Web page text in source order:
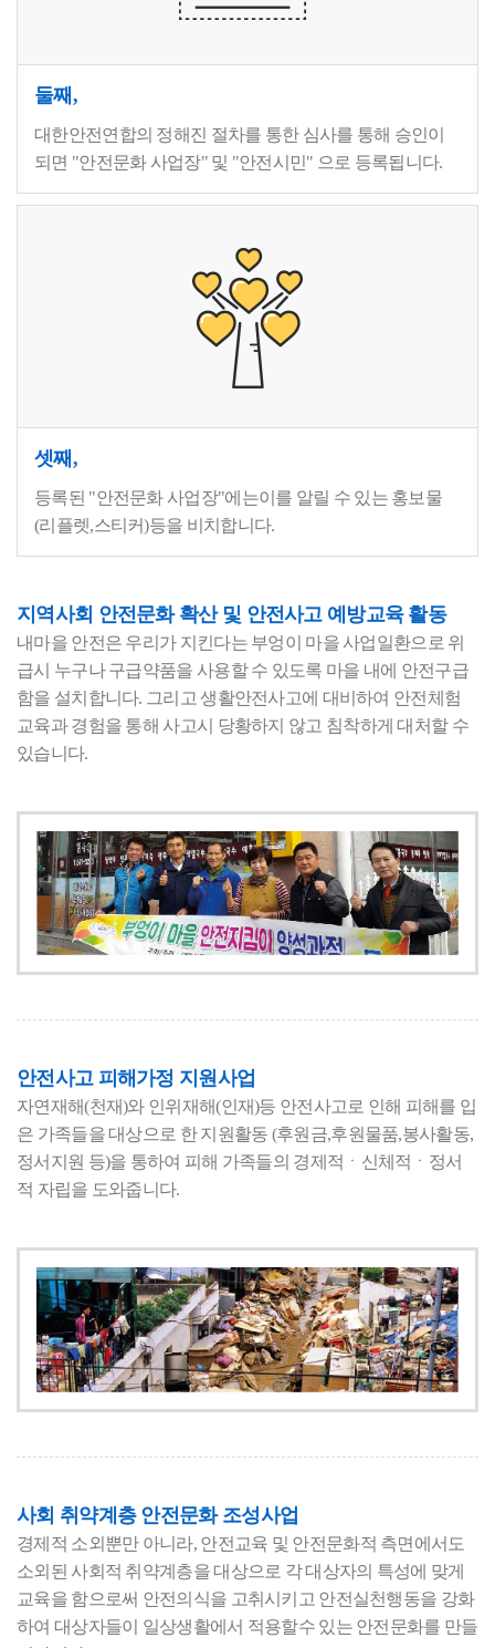
둘째,
대한안전연합의 정해진 절차를 통한 심사를 통해 승인이
되면 "안전문화 사업장" 및 "안전시민" 으로 등록됩니다.
셋째,
등록된 "안전문화 사업장"에는이를 알릴 수 있는 홍보물
(리플렛,스티커)등을 비치합니다.
지역사회 안전문화 확산 및 안전사고 예방교육 활동
내마을 안전은 우리가 지킨다는 부엉이 마을 사업일환으로 위
급시 누구나 구급약품을 사용할 수 있도록 마을 내에 안전구급
함을 설치합니다. 그리고 생활안전사고에 대비하여 안전체험
교육과 경험을 통해 사고시 당황하지 않고 침착하게 대처할 수
있습니다.
안전사고 피해가정 지원사업
자연재해(천재)와 인위재해(인재)등 안전사고로 인해 피해를 입
은 가족들을 대상으로 한 지원활동 (후원금,후원물품,봉사활동,
정서지원 등)을 통하여 피해 가족들의 경제적ㆍ신체적ㆍ정서
적 자립을 도와줍니다.
사회 취약계층 안전문화 조성사업
경제적 소외뿐만 아니라, 안전교육 및 안전문화적 측면에서도
소외된 사회적 취약계층을 대상으로 각 대상자의 특성에 맞게
교육을 함으로써 안전의식을 고취시키고 안전실천행동을 강화
하여 대상자들이 일상생활에서 적용할수 있는 안전문화를 만들